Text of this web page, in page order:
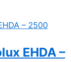
EHDA –